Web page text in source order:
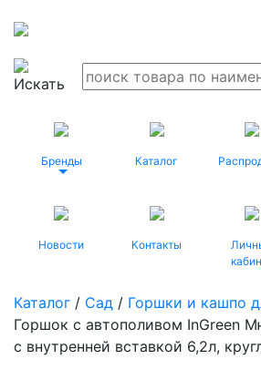
Бренды Каталог
Новости Контакты
Каталог / Сад / Горшки и кашпо
Горшок с автополивом InGreen
с внутренней вставкой 6,2л,